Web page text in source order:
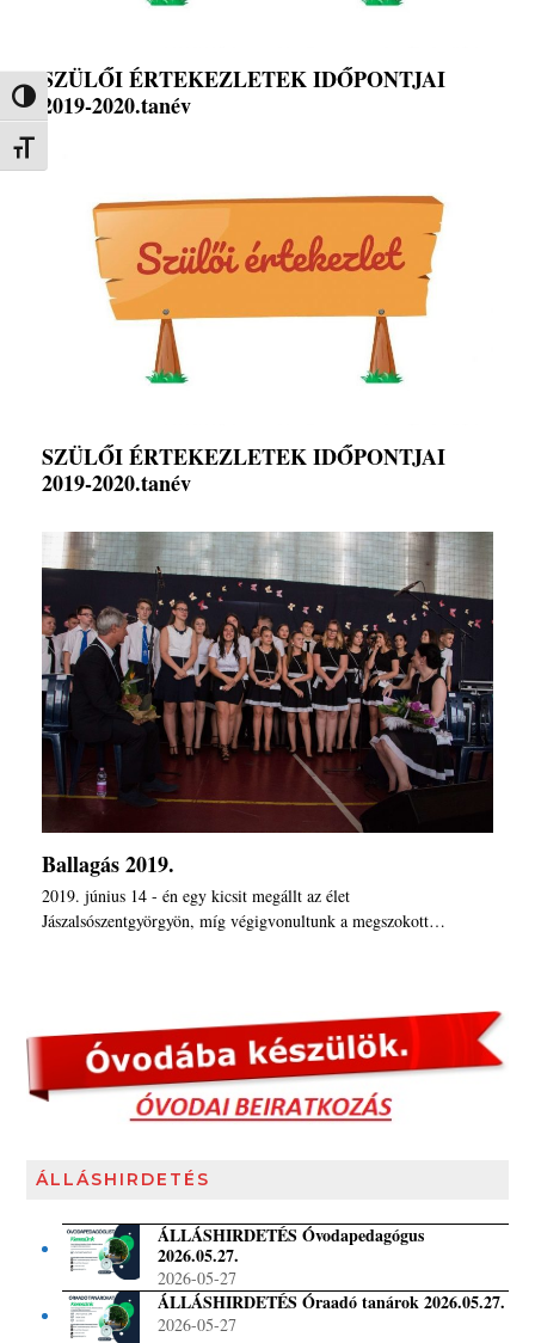
Nagy kontraszt váltása
Betűméret váltása
SZÜLŐI ÉRTEKEZLETEK IDŐPONTJAI
2019-2020.tanév
SZÜLŐI ÉRTEKEZLETEK IDŐPONTJAI
2019-2020.tanév
Ballagás 2019.
2019. június 14 - én egy kicsit megállt az élet
Jászalsószentgyörgyön, míg végigvonultunk a megszokott…
ÁLLÁSHIRDETÉS
ÁLLÁSHIRDETÉS Óvodapedagógus
2026.05.27.
2026-05-27
ÁLLÁSHIRDETÉS Óraadó tanárok 2026.05.27.
2026-05-27